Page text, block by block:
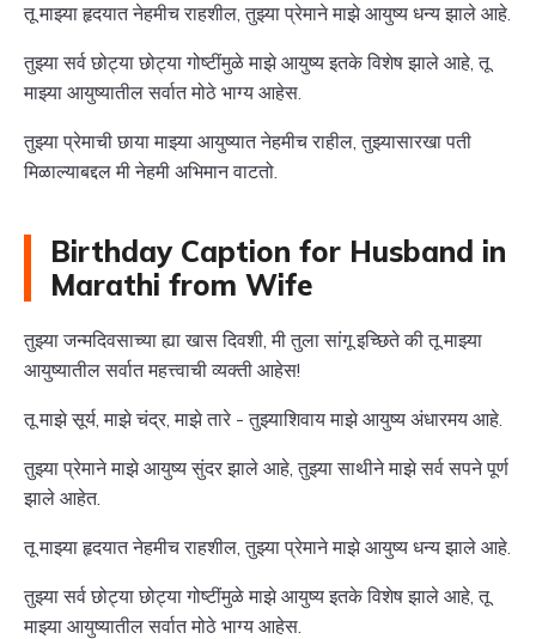
तू माझ्या हृदयात नेहमीच राहशील, तुझ्या प्रेमाने माझे आयुष्य धन्य झाले आहे.
तुझ्या सर्व छोट्या छोट्या गोष्टींमुळे माझे आयुष्य इतके विशेष झाले आहे, तू
माझ्या आयुष्यातील सर्वात मोठे भाग्य आहेस.
तुझ्या प्रेमाची छाया माझ्या आयुष्यात नेहमीच राहील, तुझ्यासारखा पती
मिळाल्याबद्दल मी नेहमी अभिमान वाटतो.
Birthday Caption for Husband in
Marathi from Wife
तुझ्या जन्मदिवसाच्या ह्या खास दिवशी, मी तुला सांगू इच्छिते की तू माझ्या
आयुष्यातील सर्वात महत्त्वाची व्यक्ती आहेस!
तू माझे सूर्य, माझे चंद्र, माझे तारे - तुझ्याशिवाय माझे आयुष्य अंधारमय आहे.
तुझ्या प्रेमाने माझे आयुष्य सुंदर झाले आहे, तुझ्या साथीने माझे सर्व सपने पूर्ण
झाले आहेत.
तू माझ्या हृदयात नेहमीच राहशील, तुझ्या प्रेमाने माझे आयुष्य धन्य झाले आहे.
तुझ्या सर्व छोट्या छोट्या गोष्टींमुळे माझे आयुष्य इतके विशेष झाले आहे, तू
माझ्या आयुष्यातील सर्वात मोठे भाग्य आहेस.